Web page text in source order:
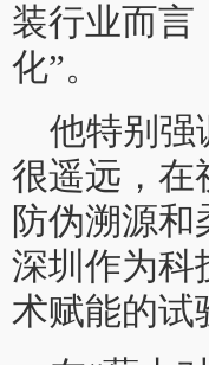
装行业而言
化”。
他特别强
很遥远，在
防伪溯源
深圳作为科
术赋能的试